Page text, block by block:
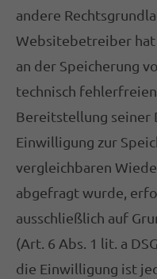
andere
Websitebetreiber
an der Speicherung
technisch
Bereitstellung seiner
Einwilligung zur
vergleichbaren
abgefragt wurde,
ausschließlich auf
(Art. 6 Abs. 1 lit. a
die Einwilligung ist